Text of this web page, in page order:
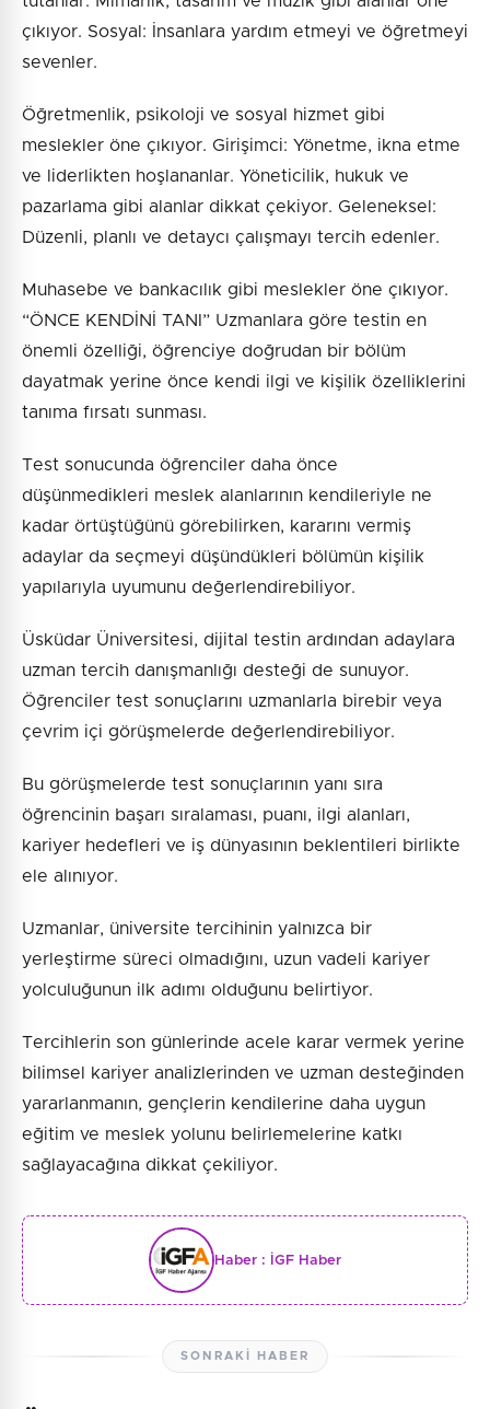
çıkıyor. Sosyal: İnsanlara yardım etmeyi ve öğretmeyi
sevenler.
Öğretmenlik, psikoloji ve sosyal hizmet gibi
meslekler öne çıkıyor. Girişimci: Yönetme, ikna etme
ve liderlikten hoşlananlar. Yöneticilik, hukuk ve
pazarlama gibi alanlar dikkat çekiyor. Geleneksel:
Düzenli, planlı ve detaycı çalışmayı tercih edenler.
Muhasebe ve bankacılık gibi meslekler öne çıkıyor.
“ÖNCE KENDİNİ TANI” Uzmanlara göre testin en
önemli özelliği, öğrenciye doğrudan bir bölüm
dayatmak yerine önce kendi ilgi ve kişilik özelliklerini
tanıma fırsatı sunması.
Test sonucunda öğrenciler daha önce
düşünmedikleri meslek alanlarının kendileriyle ne
kadar örtüştüğünü görebilirken, kararını vermiş
adaylar da seçmeyi düşündükleri bölümün kişilik
yapılarıyla uyumunu değerlendirebiliyor.
Üsküdar Üniversitesi, dijital testin ardından adaylara
uzman tercih danışmanlığı desteği de sunuyor.
Öğrenciler test sonuçlarını uzmanlarla birebir veya
çevrim içi görüşmelerde değerlendirebiliyor.
Bu görüşmelerde test sonuçlarının yanı sıra
öğrencinin başarı sıralaması, puanı, ilgi alanları,
kariyer hedefleri ve iş dünyasının beklentileri birlikte
ele alınıyor.
Uzmanlar, üniversite tercihinin yalnızca bir
yerleştirme süreci olmadığını, uzun vadeli kariyer
yolculuğunun ilk adımı olduğunu belirtiyor.
Tercihlerin son günlerinde acele karar vermek yerine
bilimsel kariyer analizlerinden ve uzman desteğinden
yararlanmanın, gençlerin kendilerine daha uygun
eğitim ve meslek yolunu belirlemelerine katkı
sağlayacağına dikkat çekiliyor.
Haber : İGF Haber
SONRAKI HABER